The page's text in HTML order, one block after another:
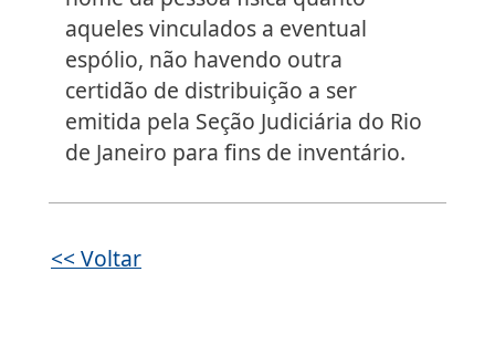
aqueles vinculados a eventual
espólio, não havendo outra
certidão de distribuição a ser
emitida pela Seção Judiciária do Rio
de Janeiro para fins de inventário.
<< Voltar